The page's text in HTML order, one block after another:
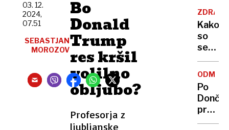
Bo
Donald
Trump
res kršil
volilno
obljubo?
Profesorja z
ljubljanske
03. 12.
2024,
07.51
SEBASTJAN
MOROZOV
voda
Kako
so
se
cilji
vlade
Po
Karma